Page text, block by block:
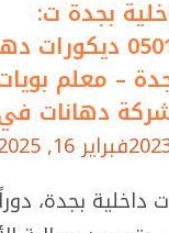
0501986384
معلم
فوم
جدة
–
نعلات
فوم
بجدة ت:
0501986384
– معلم
دهانات
فبراير 16, 2025
داخلية بجدة،